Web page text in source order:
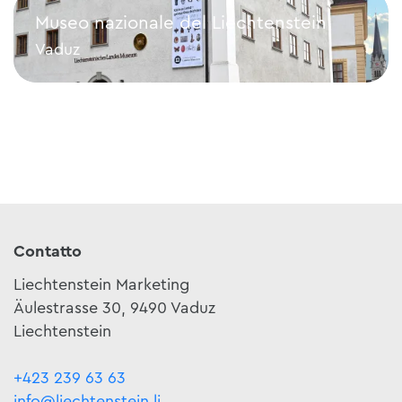
Museo nazionale del Liechtenstein
Vaduz
Museo nazionale del Liechtenstein
Contatto
Liechtenstein Marketing
Äulestrasse 30, 9490 Vaduz
Liechtenstein
+423 239 63 63